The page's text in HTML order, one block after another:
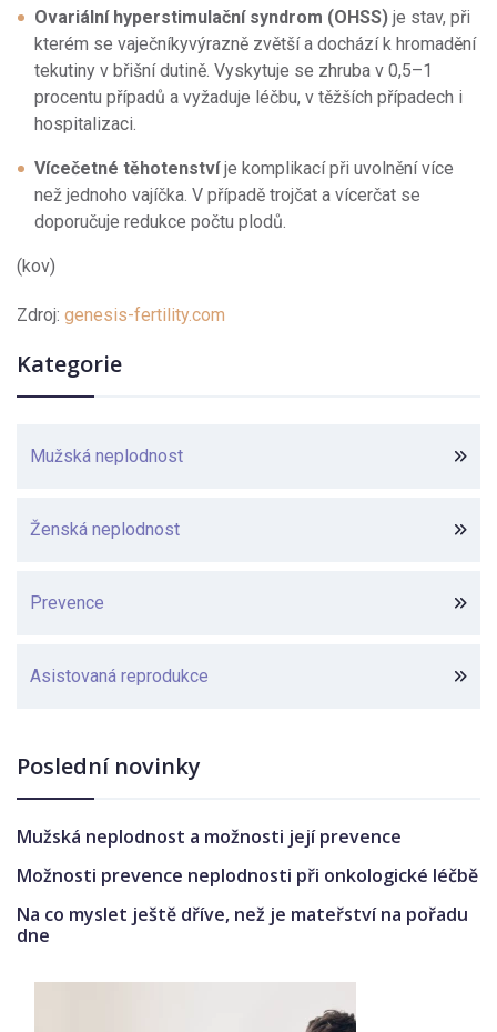
Ovariální hyperstimulační syndrom (OHSS) je stav, při
kterém se vaječníkyvýrazně zvětší a dochází k hromadění
tekutiny v břišní dutině. Vyskytuje se zhruba v 0,5–1
procentu případů a vyžaduje léčbu, v těžších případech i
hospitalizaci.
Vícečetné těhotenstvíje komplikací při uvolnění více
než jednoho vajíčka. V případě trojčat a vícerčat se
doporučuje redukce počtu plodů.
(kov)
Zdroj: genesis-fertility.com
Kategorie
Mužská neplodnost
Ženská neplodnost
Prevence
Asistovaná reprodukce
Poslední novinky
Mužská neplodnost a možnosti její prevence
Možnosti prevence neplodnosti při onkologické léčbě
Na co myslet ještě dříve, než je mateřství na pořadu
dne